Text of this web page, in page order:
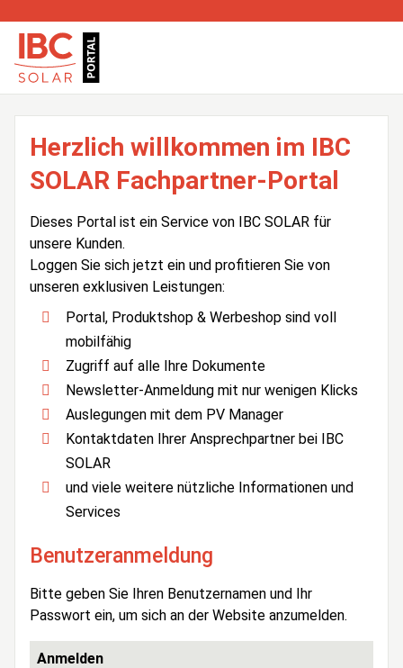
Herzlich willkommen im IBC
SOLAR Fachpartner-Portal
Dieses Portal ist ein Service von IBC SOLAR für
unsere Kunden.
Loggen Sie sich jetzt ein und profitieren Sie von
unseren exklusiven Leistungen:
Portal, Produktshop & Werbeshop sind voll
mobilfähig
Zugriff auf alle Ihre Dokumente
Newsletter-Anmeldung mit nur wenigen Klicks
Auslegungen mit dem PV Manager
Kontaktdaten Ihrer Ansprechpartner bei IBC
SOLAR
und viele weitere nützliche Informationen und
Services
Benutzeranmeldung
Bitte geben Sie Ihren Benutzernamen und Ihr
Passwort ein, um sich an der Website anzumelden.
Anmelden